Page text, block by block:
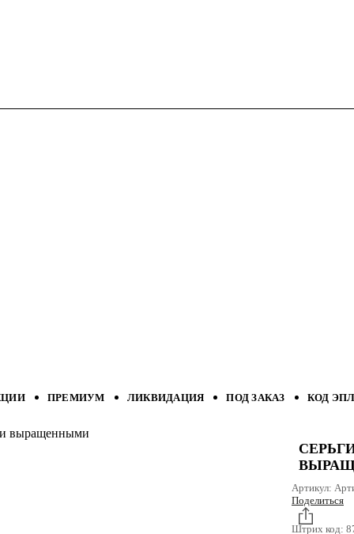
ПРЕМИУМ ЛИКВИДАЦИЯ ПОД ЗАКАЗ КОД
выращенными
Артикул:
Поделиться
Штрих код: